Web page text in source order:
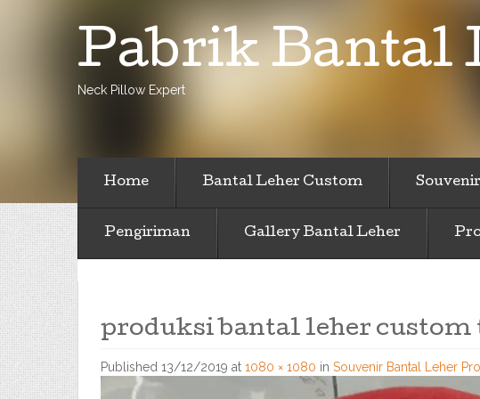
Pabrik Bantal
Neck Pillow Expert
Home Bantal Leher Custom
Pengiriman Gallery Bantal Leher
produksi bantal leher
Published 13/12/2019 at 1080 × 1080 in Souvenir Bantal Leher